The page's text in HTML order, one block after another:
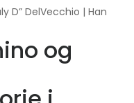
D” DelVecchio | Han
og